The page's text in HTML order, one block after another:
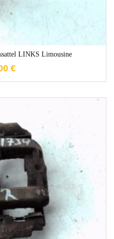
LINKS Limousine
€
3 Werktage